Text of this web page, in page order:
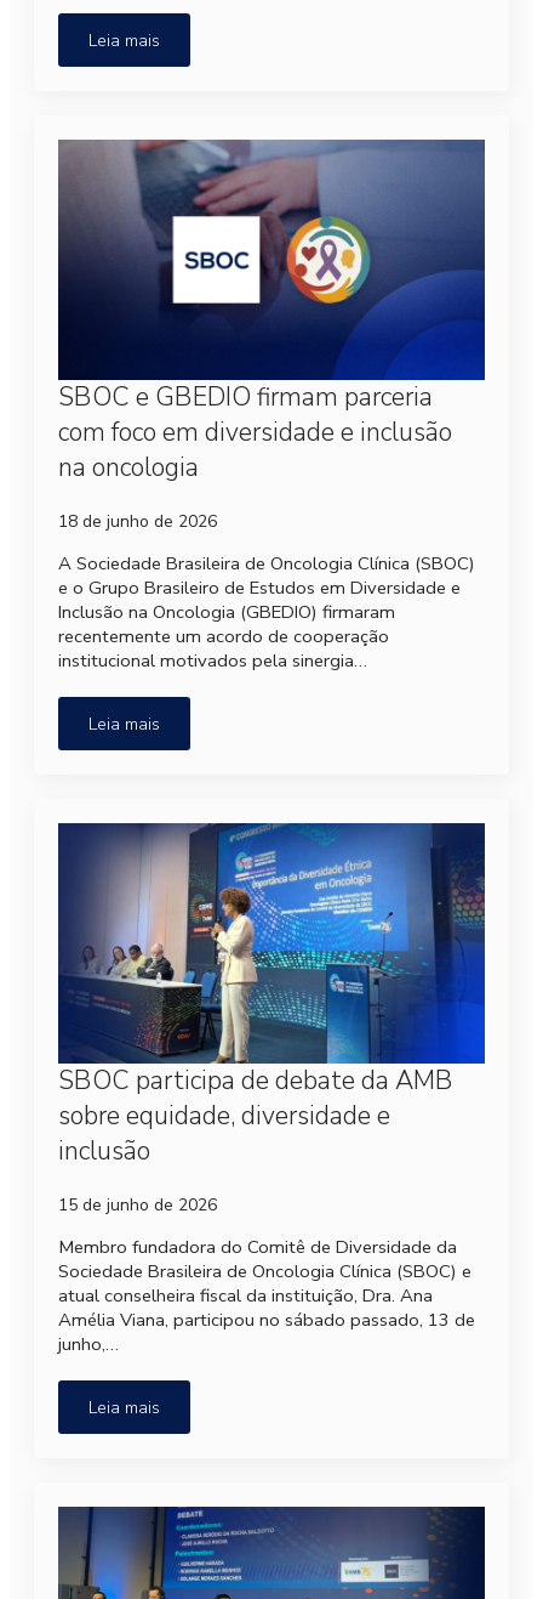
Leia mais
SBOC e GBEDIO firmam parceria
com foco em diversidade e inclusão
na oncologia
18 de junho de 2026
A Sociedade Brasileira de Oncologia Clínica (SBOC)
e o Grupo Brasileiro de Estudos em Diversidade e
Inclusão na Oncologia (GBEDIO) firmaram
recentemente um acordo de cooperação
institucional motivados pela sinergia…
Leia mais
SBOC participa de debate da AMB
sobre equidade, diversidade e
inclusão
15 de junho de 2026
Membro fundadora do Comitê de Diversidade da
Sociedade Brasileira de Oncologia Clínica (SBOC) e
atual conselheira fiscal da instituição, Dra. Ana
Amélia Viana, participou no sábado passado, 13 de
junho,…
Leia mais